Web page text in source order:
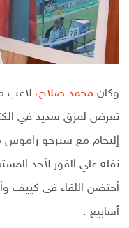
وكان محمد صلاح، لاعب
تعرض لمزق شديد في
إلتحام مع سيرجو راموس
نقله علي الفور لأحد
أسابيع .